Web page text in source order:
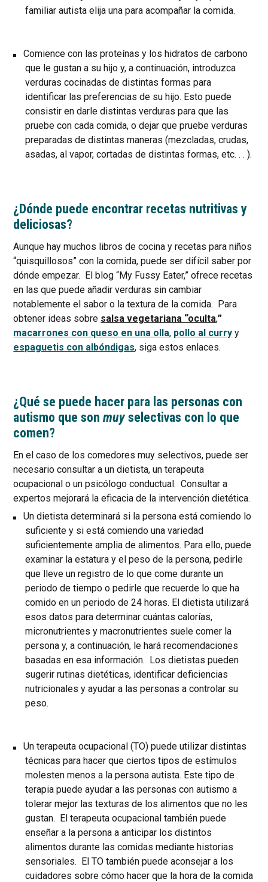
familiar autista elija una para acompañar la comida.
Comience con las proteínas y los hidratos de carbono
que le gustan a su hijo y, a continuación, introduzca
verduras cocinadas de distintas formas para
identificar las preferencias de su hijo. Esto puede
consistir en darle distintas verduras para que las
pruebe con cada comida, o dejar que pruebe verduras
preparadas de distintas maneras (mezcladas, crudas,
asadas, al vapor, cortadas de distintas formas, etc. . . ).
¿Dónde puede encontrar recetas nutritivas y
deliciosas?
Aunque hay muchos libros de cocina y recetas para niños
“quisquillosos” con la comida, puede ser difícil saber por
dónde empezar. El blog “My Fussy Eater,” ofrece recetas
en las que puede añadir verduras sin cambiar
notablemente el sabor o la textura de la comida. Para
obtener ideas sobre salsa vegetariana “oculta,”
macarrones con queso en una olla, pollo al curry y
espaguetis con albóndigas, siga estos enlaces.
¿Qué se puede hacer para las personas con
autismo que sonmuy selectivas con lo que
comen?
En el caso de los comedores muy selectivos, puede ser
necesario consultar a un dietista, un terapeuta
ocupacional o un psicólogo conductual. Consultar a
expertos mejorará la eficacia de la intervención dietética.
Un dietista determinará si la persona está comiendo lo
suficiente y si está comiendo una variedad
suficientemente amplia de alimentos. Para ello, puede
examinar la estatura y el peso de la persona, pedirle
que lleve un registro de lo que come durante un
periodo de tiempo o pedirle que recuerde lo que ha
comido en un periodo de 24 horas. El dietista utilizará
esos datos para determinar cuántas calorías,
micronutrientes y macronutrientes suele comer la
persona y, a continuación, le hará recomendaciones
basadas en esa información. Los dietistas pueden
sugerir rutinas dietéticas, identificar deficiencias
nutricionales y ayudar a las personas a controlar su
peso.
Un terapeuta ocupacional (TO) puede utilizar distintas
técnicas para hacer que ciertos tipos de estímulos
molesten menos a la persona autista. Este tipo de
terapia puede ayudar a las personas con autismo a
tolerar mejor las texturas de los alimentos que no les
gustan. El terapeuta ocupacional también puede
enseñar a la persona a anticipar los distintos
alimentos durante las comidas mediante historias
sensoriales. El TO también puede aconsejar a los
cuidadores sobre cómo hacer que la hora de la comida